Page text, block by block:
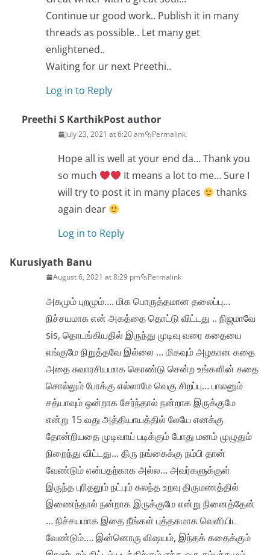
Continue ur good work.. Publish it in many
threads as possible.. Let many get
enlightened..
Waiting for ur next Preethi..
Log in to Reply
Preethi S KarthikPost author
July 23, 2021 at 6:20 am Permalink
Hope all is well at your end da… Thank you
so much
It means a lot to me… Sure I
will try to post it in many places
thanks
again dear
Log in to Reply
Kurusiyath Banu
August 6, 2021 at 8:29 pm Permalink
அகமும் புறமும்…. மிக பொருத்தமான தலைப்பு…
நிச்சயமாக என் அகத்தை தொட்டு விட்டது .. நிஜமாவே
sis, தொடங்கியதில் இருந்து முடிவு வரை கதையை
எங்குமே நிறுத்தவே இல்லை … மிகவும் அழகான கதை
அதை சுவாரசியமாக கொண்டு சென்ற உங்களின் கதை
சொல்லும் போக்கு எல்லாமே வெகு சிறப்பு… பாலனும்
சத்யாவும் ஒன்றாக சேர்ந்தால் நன்றாக இருக்குமே
என்று 15 வது அத்தியாயத்தில் லேயே எனக்கு
தோன்றியதை முடிவாய் படிக்கும் போது மனம் முழுதும்
நிறைந்து விட்டது… திரு நங்கைக்கு நம்பி தான்
வேண்டும் என்பதற்காக அல்ல… அவர்களுக்குள்
இருந்த புரிதலும் நட்பும் கலந்த உறவு திருமணத்தில்
இணைந்தால் நன்றாக இருக்குமே என்று நினைத்தேன்
… நிச்சயமாக இதை நீங்கள் புத்தகமாக வெளியிட
வேண்டும்…. இன்னொரு விஷயம், இந்தக் கதைக்கும்